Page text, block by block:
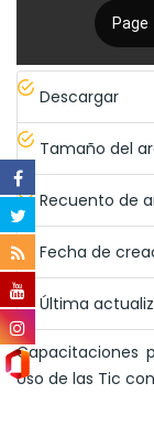
Descargar
Tamaño del
Recuento de
Fecha de
Última
Capacitaciones
Uso de las Tic